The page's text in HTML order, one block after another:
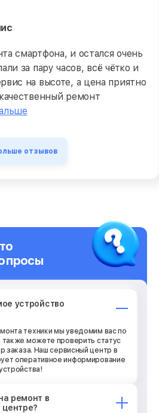
смартфона, и остался очень
за пару часов, всё чётко и
на высоте, а цена приятно
ремонт
отзывов
устройство
техники мы уведомим вас по
также можете проверить статус
заказа. Наш сервисный центр в
оперативное информирование
ремонт в